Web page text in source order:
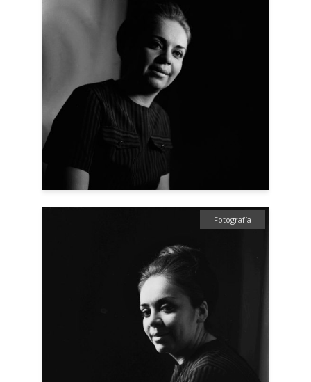
Fotografía